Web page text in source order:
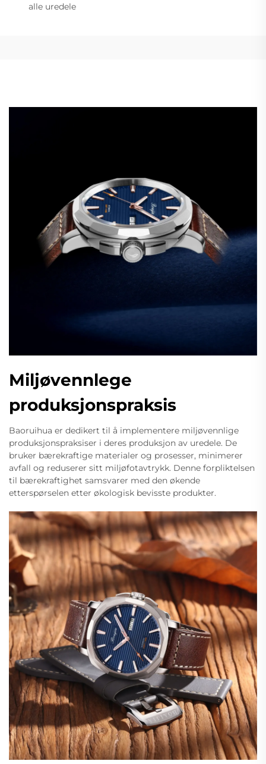
alle uredele
Miljøvennlege
produksjonspraksis
Baoruihua er dedikert til å implementere miljøvennlige
produksjonspraksiser i deres produksjon av uredele. De
bruker bærekraftige materialer og prosesser, minimerer
avfall og reduserer sitt miljøfotavtrykk. Denne forpliktelsen
til bærekraftighet samsvarer med den økende
etterspørselen etter økologisk bevisste produkter.